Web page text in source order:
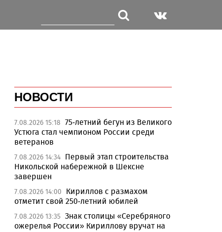
НОВОСТИ
7.08.2026 15:18 75-летний бегун из Великого
Устюга стал чемпионом России среди
ветеранов
7.08.2026 14:34 Первый этап строительства
Никольской набережной в Шексне
завершен
7.08.2026 14:00
Кириллов с размахом
отметит свой 250-летний юбилей
7.08.2026 13:35 Знак столицы «Серебряного
ожерелья России» Кириллову вручат на